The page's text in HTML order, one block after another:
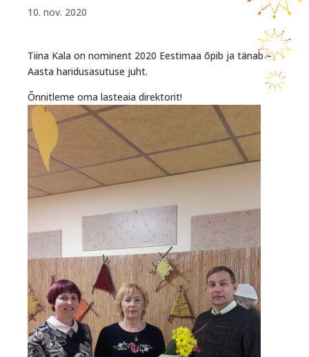
10. nov. 2020
Tiina Kala on nominent 2020 Eestimaa õpib ja tänab –
Aasta haridusasutuse juht.
Õnnitleme oma lasteaia direktorit!